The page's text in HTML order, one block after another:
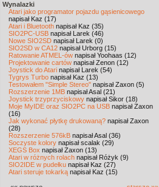
Wynalazki
Atari jako programator pojazdu gąsienicowego
napisał Kaz (17)
Atari i Bluetooth napisał Kaz (35)
SIO2PC-USB napisał Larek (46)
Nowe SIO2SD napisał Larek (0)
SIO2SD w CA12 napisał Urborg (15)
Ratowanie ATMEL-ów napisał Yoohaas (12)
Projektowanie cartów napisał Zenon (12)
Joystick do Atari napisał Larek (54)
Tygrys Turbo napisał Kaz (13)
Testowałem "Simple Stereo" napisał Zaxon (5)
Rozszerzenie 1MB napisał Asal (21)
Joystick trzyprzyciskowy napisał Sikor (18)
Moje MyIDE oraz SIO2PC na USB napisał Zaxon
(16)
Jak wykonać płytkę drukowaną? napisał Zaxon
(28)
Rozszerzenie 576kB napisał Asal (36)
Soczyste kolory napisał scalak (29)
XEGS Box napisał Zaxon (13)
Atari w różnych rolach napisał Różyk (9)
SIO2IDE w pudełku napisał Kaz (27)
Atari steruje tokarką napisał Kaz (15)